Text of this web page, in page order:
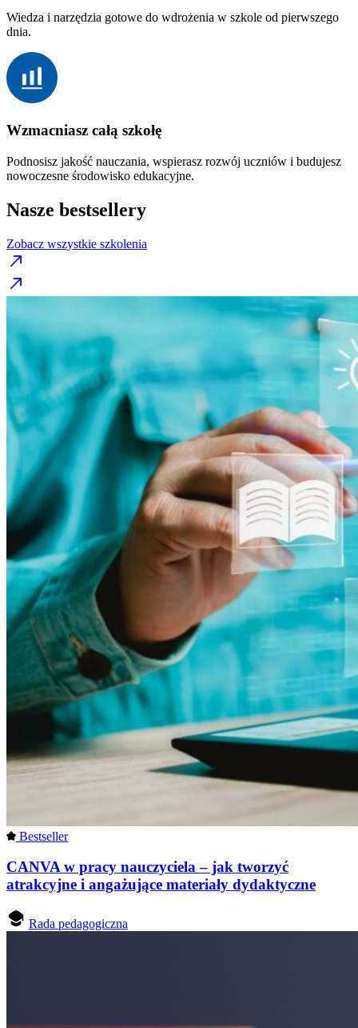
Wiedza i narzędzia gotowe do wdrożenia w szkole od pierwszego
dnia.
Wzmacniasz całą szkołę
Podnosisz jakość nauczania, wspierasz rozwój uczniów i budujesz
nowoczesne środowisko edukacyjne.
Nasze bestsellery
Zobacz wszystkie szkolenia
Bestseller
CANVA w pracy nauczyciela – jak tworzyć
atrakcyjne i angażujące materiały dydaktyczne
Rada pedagogiczna